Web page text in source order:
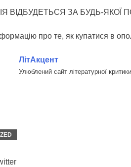
ВІДБУДЕТЬСЯ ЗА БУДЬ-ЯКОЇ
про те, як купатися в
ЛітАкцент
Улюблений сайт літературної критики